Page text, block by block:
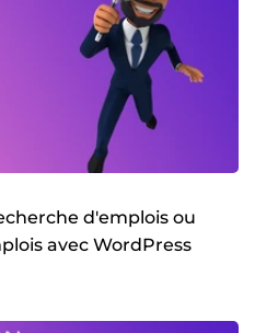
d'emplois ou
avec WordPress